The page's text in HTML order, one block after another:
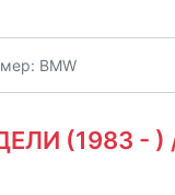
(1983 - )